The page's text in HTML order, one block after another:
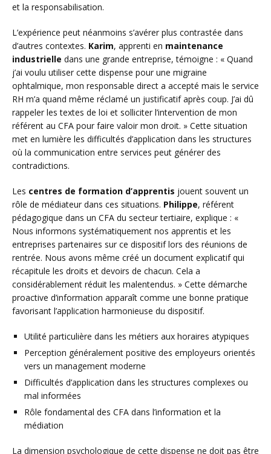
et la responsabilisation.
L’expérience peut néanmoins s’avérer plus contrastée dans
d’autres contextes. Karim, apprenti en maintenance
industrielle dans une grande entreprise, témoigne : « Quand
j’ai voulu utiliser cette dispense pour une migraine
ophtalmique, mon responsable direct a accepté mais le service
RH m’a quand même réclamé un justificatif après coup. J’ai dû
rappeler les textes de loi et solliciter l’intervention de mon
référent au CFA pour faire valoir mon droit. » Cette situation
met en lumière les difficultés d’application dans les structures
où la communication entre services peut générer des
contradictions.
Les centres de formation d’apprentis jouent souvent un
rôle de médiateur dans ces situations. Philippe, référent
pédagogique dans un CFA du secteur tertiaire, explique : «
Nous informons systématiquement nos apprentis et les
entreprises partenaires sur ce dispositif lors des réunions de
rentrée. Nous avons même créé un document explicatif qui
récapitule les droits et devoirs de chacun. Cela a
considérablement réduit les malentendus. » Cette démarche
proactive d’information apparaît comme une bonne pratique
favorisant l’application harmonieuse du dispositif.
Utilité particulière dans les métiers aux horaires atypiques
Perception généralement positive des employeurs orientés
vers un management moderne
Difficultés d’application dans les structures complexes ou
mal informées
Rôle fondamental des CFA dans l’information et la
médiation
La dimension psychologique de cette dispense ne doit pas être